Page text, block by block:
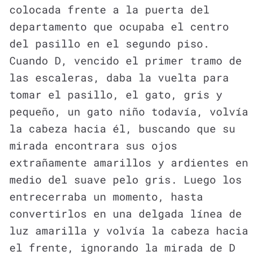
colocada frente a la puerta del
departamento que ocupaba el centro
del pasillo en el segundo piso.
Cuando D, vencido el primer tramo de
las escaleras, daba la vuelta para
tomar el pasillo, el gato, gris y
pequeño, un gato niño todavía, volvía
la cabeza hacia él, buscando que su
mirada encontrara sus ojos
extrañamente amarillos y ardientes en
medio del suave pelo gris. Luego los
entrecerraba un momento, hasta
convertirlos en una delgada línea de
luz amarilla y volvía la cabeza hacia
el frente, ignorando la mirada de D